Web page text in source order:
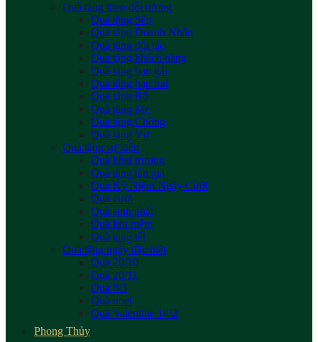
Quà tặng theo đối tượng
Quà tặng Sếp
Quà tặng Doanh Nhân
Quà tặng đối tác
Quà tặng khách hàng
Quà tặng bạn gái
Quà tặng bạn trai
Quà tặng Bố
Quà tặng Mẹ
Quà tặng Chồng
Quà tặng Vợ
Quà tặng sự kiện
Quà khai trương
Quà tặng tân gia
Quà Kỷ Niệm Ngày Cưới
Quà cưới
Quà sinh nhật
Quà lưu niệm
Quà tặng tết
Quà tặng ngày đặc biệt
Quà 20/10
Quà 20/11
Quà 8/3
Quà noel
Quà Valentine 14/2
Phong Thủy